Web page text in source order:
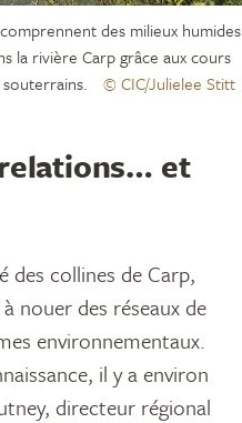
des milieux humides
la rivière Carp grâce aux cours
© CIC/Julielee Stitt
et
des collines de Carp,
nouer des réseaux de
environnementaux.
il y a environ
directeur régional